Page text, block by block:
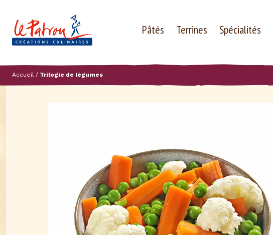
Pâtés Terrines Spécialités
Accueil Trilogie de légumes